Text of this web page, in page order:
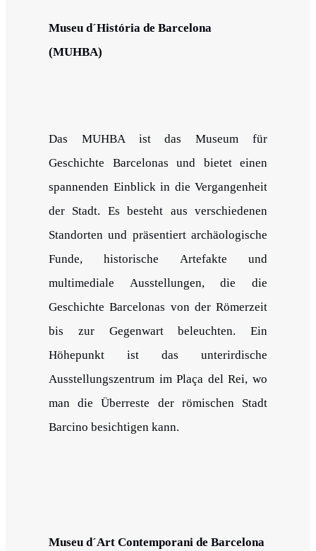
Museu d´História de Barcelona
(MUHBA)
Das MUHBA ist das Museum für
Geschichte Barcelonas und bietet einen
spannenden Einblick in die Vergangenheit
der Stadt. Es besteht aus verschiedenen
Standorten und präsentiert archäologische
Funde, historische Artefakte und
multimediale Ausstellungen, die die
Geschichte Barcelonas von der Römerzeit
bis zur Gegenwart beleuchten. Ein
Höhepunkt ist das unterirdische
Ausstellungszentrum im Plaça del Rei, wo
man die Überreste der römischen Stadt
Barcino besichtigen kann.
Museu d´Art Contemporani de Barcelona